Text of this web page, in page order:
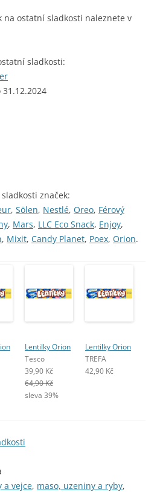
na ostatní sladkosti naleznete v
sladkosti:
značek:
, Sölen, Nestlé, Oreo, Férový
, Mars, LLC Eco Snack, Enjoy,
, Mixit, Candy Planet, Poex, Orion.
Lentilky Orion
Tesco
39,90 Kč
64,90 Kč
sleva 39%
Lentilky Orion
TREFA
42,90 Kč
a vejce, maso, uzeniny a ryby,